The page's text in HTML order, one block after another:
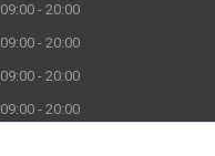
09:00
20:00
09:00
20:00
09:00
20:00
09:00
20:00